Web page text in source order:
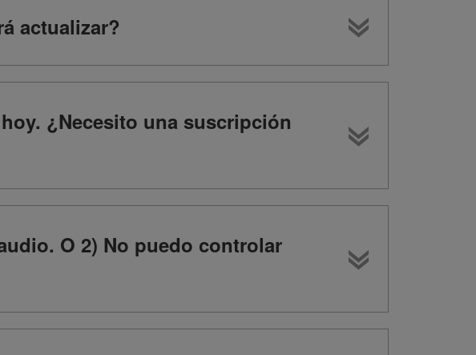
actualizar?
¿Necesito una suscripción
O 2) No puedo controlar